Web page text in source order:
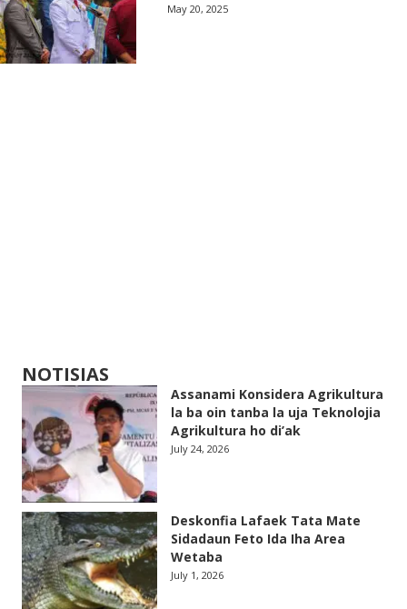
May 20, 2025
NOTISIAS
Assanami Konsidera Agrikultura
la ba oin tanba la uja Teknolojia
Agrikultura ho di’ak
July 24, 2026
Deskonfia Lafaek Tata Mate
Sidadaun Feto Ida Iha Area
Wetaba
July 1, 2026